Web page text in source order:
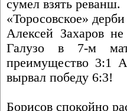
сумел взять реванш.
«Торосовское»
Алексей Захаров
Галузо в 7-м
преимущество 3:1
вырвал победу 6:3!
Борисов спокойно